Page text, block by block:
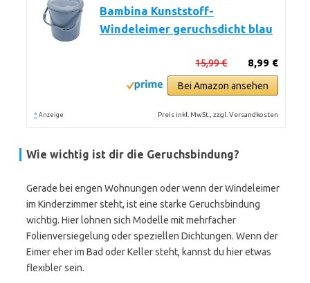
Bambina Kunststoff-
Windeleimer geruchsdicht blau
8,99 €
15,99 €
Bei Amazon ansehen
* Anzeige Preis inkl. MwSt., zzgl. Versandkosten
Wie wichtig ist dir die Geruchsbindung?
Gerade bei engen Wohnungen oder wenn der Windeleimer
im Kinderzimmer steht, ist eine starke Geruchsbindung
wichtig. Hier lohnen sich Modelle mit mehrfacher
Folienversiegelung oder speziellen Dichtungen. Wenn der
Eimer eher im Bad oder Keller steht, kannst du hier etwas
flexibler sein.